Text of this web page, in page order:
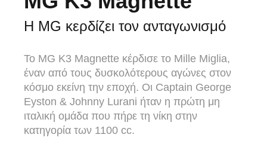
Η MG κερδίζει τον ανταγωνισμό
Το MG K3 Magnette κέρδισε το Mille Miglia,
έναν από τους δυσκολότερους αγώνες στον
κόσμο εκείνη την εποχή. Οι Captain George
Eyston & Johnny Lurani ήταν η πρώτη μη
ιταλική ομάδα που πήρε τη νίκη στην
κατηγορία των 1100 cc.